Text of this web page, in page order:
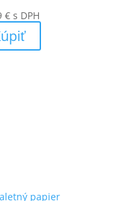
€ s DPH